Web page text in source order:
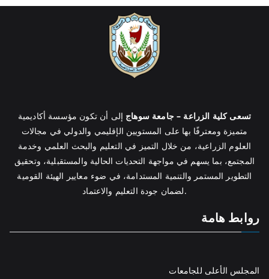
تسعى كلية الزراعة – جامعة سوهاج إلى أن تكون مؤسسة أكاديمية
متميزة ومعترفًا بها على المستويين الإقليمي والدولي في مجالات
العلوم الزراعية، من خلال التميز في التعليم والبحث العلمي وخدمة
المجتمع، بما يسهم في مواجهة التحديات الحالية والمستقبلية، وتحقيق
التطوير المستمر والتنمية المستدامة، في ضوء معايير الهيئة القومية
لضمان جودة التعليم والاعتماد.
روابط هامة
المجلس الأعلى للجامعات